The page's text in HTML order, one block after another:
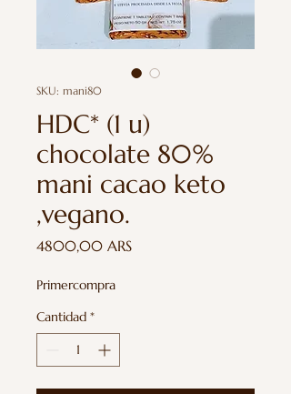
SKU: mani80
HDC* (1 u)
chocolate 80%
mani cacao keto
,vegano.
4800,00 ARSPrecio
Primercompra
Cantidad *